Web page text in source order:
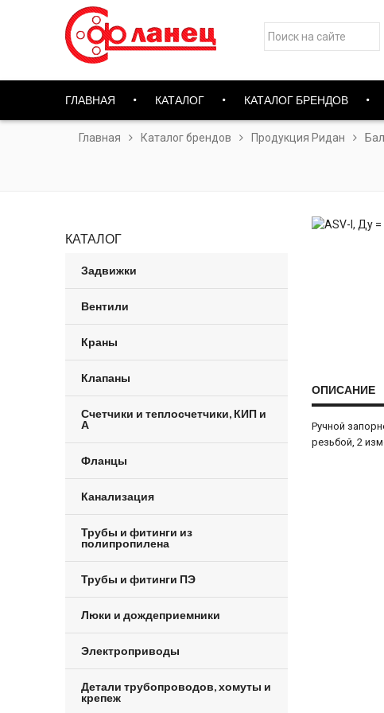
ГЛАВНАЯ КАТАЛОГ КАТАЛОГ БРЕНДОВ
Главная Каталог брендов Продукция Ридан
КАТАЛОГ
Задвижки
Вентили
Краны
Клапаны
Счетчики и теплосчетчики, КИП и
А
Фланцы
Канализация
Трубы и фитинги из
полипропилена
Трубы и фитинги ПЭ
Люки и дождеприемники
Электроприводы
Детали трубопроводов, хомуты и
крепеж
ОПИСАНИЕ
Ручной
резьбой, 2